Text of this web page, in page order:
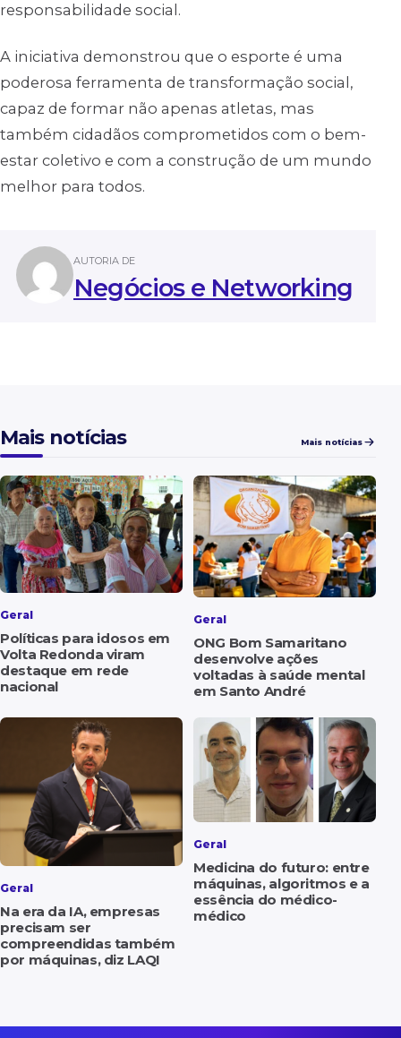
responsabilidade social.
A iniciativa demonstrou que o esporte é uma
poderosa ferramenta de transformação social,
capaz de formar não apenas atletas, mas
também cidadãos comprometidos com o bem-
estar coletivo e com a construção de um mundo
melhor para todos.
AUTORIA DE
Negócios e Networking
Mais notícias Mais notícias
Geral
Políticas para idosos em
Volta Redonda viram
destaque em rede
nacional
Geral
ONG Bom Samaritano
desenvolve ações
voltadas à saúde mental
em Santo André
Geral
Na era da IA, empresas
precisam ser
compreendidas também
por máquinas, diz LAQI
Geral
Medicina do futuro: entre
máquinas, algoritmos e a
essência do médico-
médico